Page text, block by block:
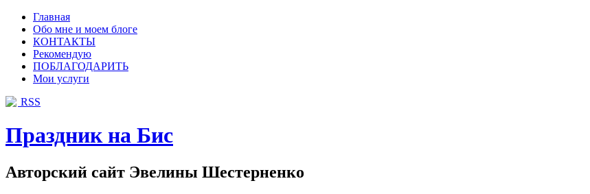
Главная
Обо мне и моем блоге
КОНТАКТЫ
Рекомендую
ПОБЛАГОДАРИТЬ
Мои услуги
RSS
Праздник на Бис
Авторский сайт Эвелины Шестерненко